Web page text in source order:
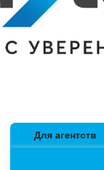
Для агентств